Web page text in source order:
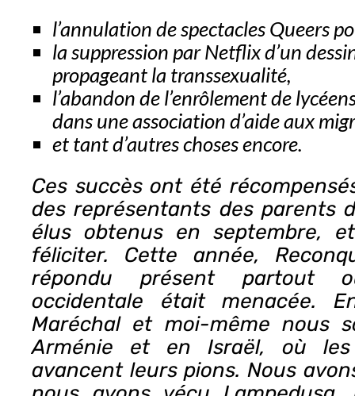
l’annulation de spectacles Queers
la suppression par Netflix d’un
propageant la transsexualité,
l’abandon de l’enrôlement de
dans une association d’aide aux
et tant d’autres choses encore.
Ces succès ont été
des représentants des parents
élus obtenus en septembre,
féliciter. Cette année,
répondu présent partout
occidentale était menacée.
Maréchal et moi-même nous
Arménie et en Israël, où les
avancent leurs pions. Nous